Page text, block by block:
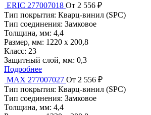
ERIC 277007018 От 2 556 ₽
Тип покрытия: Кварц-винил (SPC)
Тип соединения: Замковое
Толщина, мм: 4,4
Размер, мм: 1220 x 200,8
Класс: 23
Защитный слой, мм: 0,3
Подробнее
MAX 277007027 От 2 556 ₽
Тип покрытия: Кварц-винил (SPC)
Тип соединения: Замковое
Толщина, мм: 4,4